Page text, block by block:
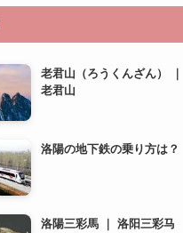
老君山（ろうくんざん） ｜
老君山
洛陽の地下鉄の乗り方は？
洛陽三彩馬 ｜ 洛阳三彩马